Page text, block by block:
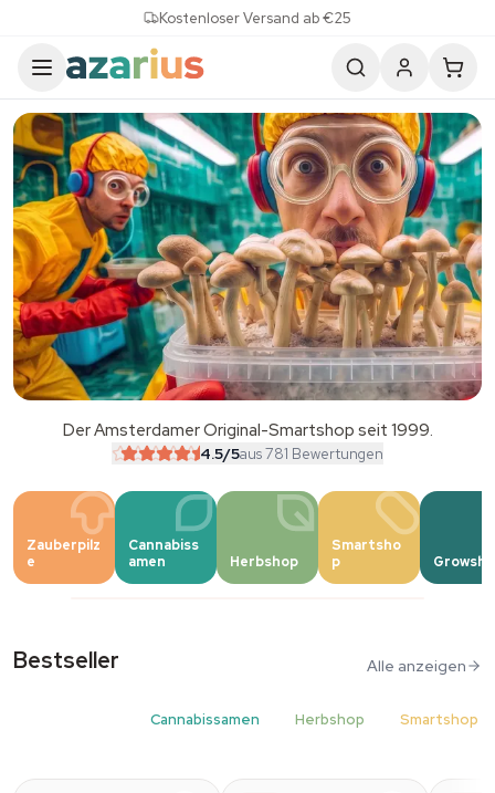
Kostenloser Versand ab €25
SALE
Wir bringen den 'Fun' in Fungi
10% Rabatt auf alle Azarius Grow Kits.
Der Amsterdamer Original-Smartshop seit 1999.
4.5/5aus 781 Bewertungen
Zauberpilz
e
Cannabiss
amen
Herbshop
Smartsho
p
Bestseller Alle anzeigen
Cannabissamen Herbshop Smartshop